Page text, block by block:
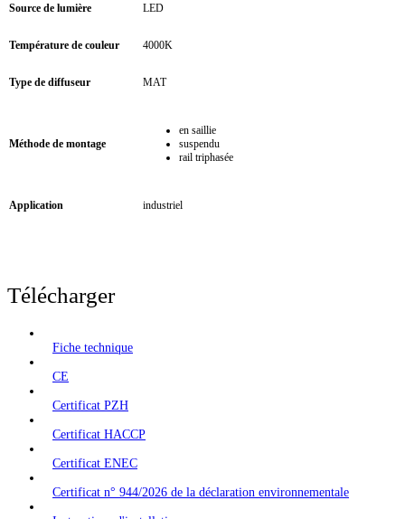
Source de lumière LED
Température de couleur 4000K
Type de diffuseur MAT
Méthode de montage
en saillie
suspendu
rail triphasée
Application industriel
Télécharger
Fiche technique
CE
Certificat PZH
Certificat HACCP
Certificat ENEC
Certificat n° 944/2026 de la déclaration environnementale